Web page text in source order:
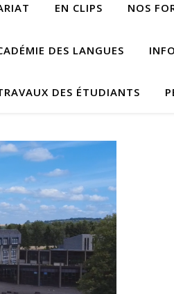
EN CLIPS NOS
DES LANGUES
DES ÉTUDIANTS